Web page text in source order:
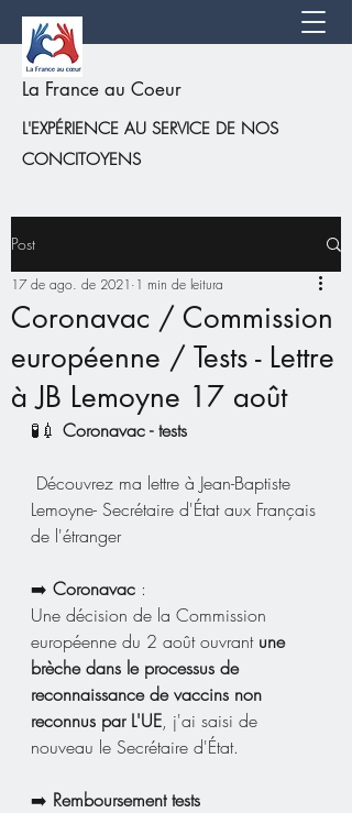
La France au Coeur
L'EXPÉRIENCE AU SERVICE DE NOS
CONCITOYENS
Post
Coronavac / Commission
européenne / Tests - Lettre
à JB Lemoyne 17 août
17 de ago. de 2021 1 min de leitura
🧪💉 Coronavac - tests
Lemoyne- Secrétaire d'État aux Français
de l'étranger
➡️ Coronavac :
Une décision de la Commission
européenne du 2 août ouvrant une
brèche dans le processus de
reconnaissance de vaccins non
reconnus par L'UE, j'ai saisi de
nouveau le Secrétaire d'État.
➡️ Remboursement tests